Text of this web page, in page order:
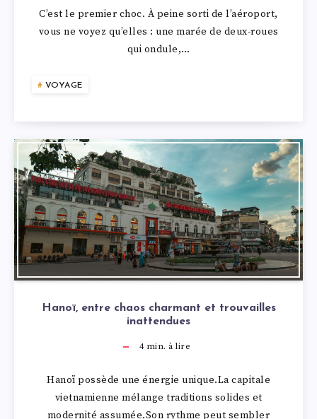
C’est le premier choc. À peine sorti de l’aéroport,
vous ne voyez qu’elles : une marée de deux-roues
qui ondule,…
VOYAGE
Hanoï, entre chaos charmant et trouvailles
inattendues
4min. à lire
Hanoï possède une énergie unique.La capitale
vietnamienne mélange traditions solides et
modernité assumée.Son rythme peut sembler